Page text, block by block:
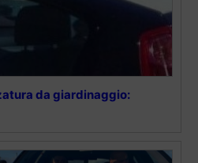
da giardinaggio: